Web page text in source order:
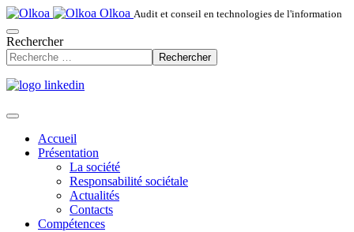
Olkoa Audit et conseil en technologies de l'information
Rechercher
Rechercher
Accueil
Présentation
La société
Responsabilité sociétale
Actualités
Contacts
Compétences